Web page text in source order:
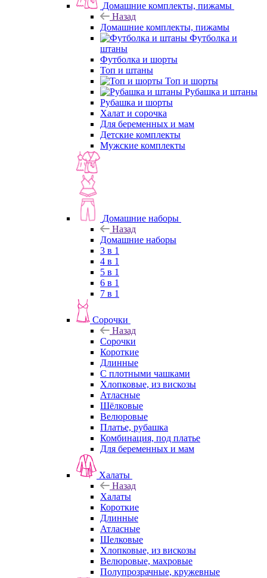
Домашние комплекты, пижамы
Назад
Домашние комплекты, пижамы
Футболка и
штаны
Футболка и шорты
Топ и штаны
Топ и шорты
Рубашка и штаны
Рубашка и шорты
Халат и сорочка
Для беременных и мам
Детские комплекты
Мужские комплекты
Домашние наборы
Назад
Домашние наборы
3 в 1
4 в 1
5 в 1
6 в 1
7 в 1
Сорочки
Назад
Сорочки
Короткие
Длинные
С плотными чашками
Хлопковые, из вискозы
Атласные
Шёлковые
Велюровые
Платье, рубашка
Комбинация, под платье
Для беременных и мам
Халаты
Назад
Халаты
Короткие
Длинные
Атласные
Шелковые
Хлопковые, из вискозы
Велюровые, махровые
Полупрозрачные, кружевные